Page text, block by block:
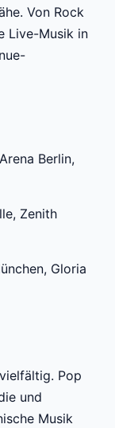
Von Rock
Live-Musik in
Berlin,
Zenith
Gloria
Pop
und
Musik